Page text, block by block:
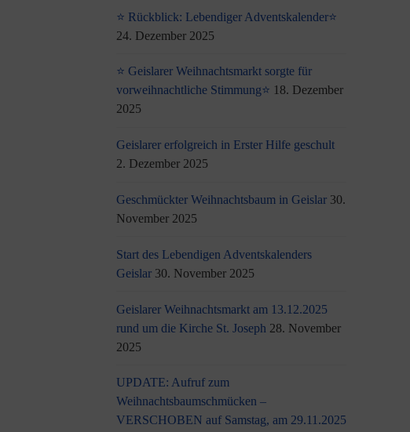
⭐ Rückblick: Lebendiger Adventskalender⭐
24. Dezember 2025
⭐ Geislarer Weihnachtsmarkt sorgte für
vorweihnachtliche Stimmung⭐ 18. Dezember
2025
Geislarer erfolgreich in Erster Hilfe geschult
2. Dezember 2025
Geschmückter Weihnachtsbaum in Geislar 30.
November 2025
Start des Lebendigen Adventskalenders
Geislar 30. November 2025
Geislarer Weihnachtsmarkt am 13.12.2025
rund um die Kirche St. Joseph 28. November
2025
UPDATE: Aufruf zum
Weihnachtsbaumschmücken –
VERSCHOBEN auf Samstag, am 29.11.2025